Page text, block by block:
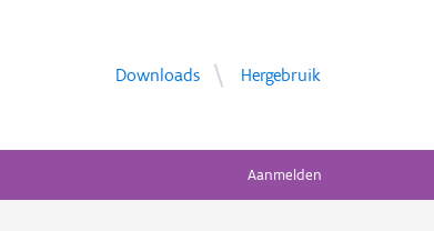
Downloads Hergebruik
Aanmelden